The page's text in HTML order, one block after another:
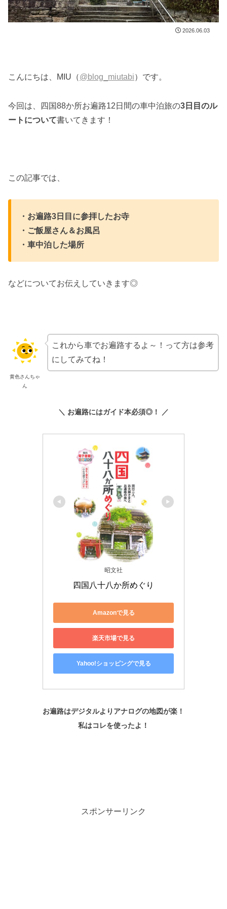
2026.06.03
こんにちは、MIU（@blog_miutabi）です。
今回は、四国88か所お遍路12日間の車中泊旅の3日目のル
ートについて書いてきます！
この記事では、
・お遍路3日目に参拝したお寺
・ご飯屋さん＆お風呂
・車中泊した場所
などについてお伝えしていきます◎
黄色さんちゃ
ん
これから車でお遍路するよ～！って方は参考
にしてみてね！
＼ お遍路にはガイド本必須◎！ ／
昭文社
四国八十八か所めぐり
Amazonで見る
楽天市場で見る
Yahoo!ショッピングで見る
お遍路はデジタルよりアナログの地図が楽！
私はコレを使ったよ！
スポンサーリンク